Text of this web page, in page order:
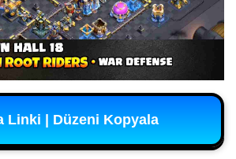
Linki | Düzeni Kopyala